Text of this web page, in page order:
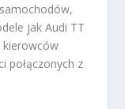
jak Audi TT
kierowców
połączonych z